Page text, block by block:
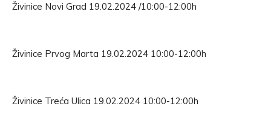
Živinice Novi Grad 19.02.2024 /10:00-12:00h
Živinice Prvog Marta 19.02.2024 10:00-12:00h
Živinice Treća Ulica 19.02.2024 10:00-12:00h